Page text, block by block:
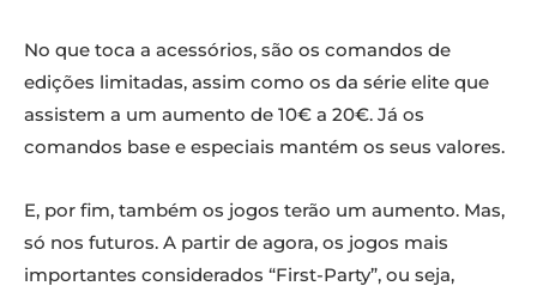
No que toca a acessórios, são os comandos de
edições limitadas, assim como os da série elite que
assistem a um aumento de 10€ a 20€. Já os
comandos base e especiais mantém os seus valores.
E, por fim, também os jogos terão um aumento. Mas,
só nos futuros. A partir de agora, os jogos mais
importantes considerados “First-Party”, ou seja,